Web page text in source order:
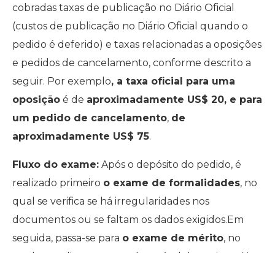
cobradas taxas de publicação no Diário Oficial
(custos de publicação no Diário Oficial quando o
pedido é deferido) e taxas relacionadas a oposições
e pedidos de cancelamento, conforme descrito a
seguir. Por exemplo, a taxa oficial para uma
oposição é de aproximadamente US$ 20, e para
um pedido de cancelamento, de
aproximadamente US$ 75.
Fluxo do exame: Após o depósito do pedido, é
realizado primeiro o exame de formalidades, no
qual se verifica se há irregularidades nos
documentos ou se faltam os dados exigidos.Em
seguida, passa-se para o exame de mérito, no